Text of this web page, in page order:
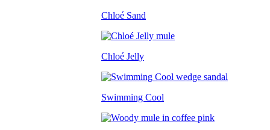
Chloé Sand
Chloé Jelly
Swimming Cool